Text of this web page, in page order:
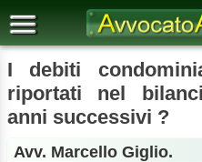
I debiti
riportati nel
anni successivi ?
Avv. Marcello Giglio.